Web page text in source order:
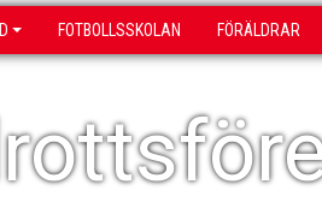
FOTBOLLSSKOLAN FÖRÄLDRAR